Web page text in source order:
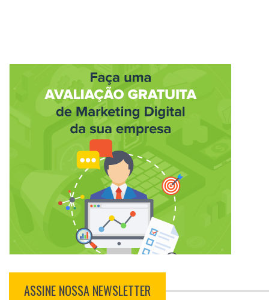
ASSINE NOSSA NEWSLETTER